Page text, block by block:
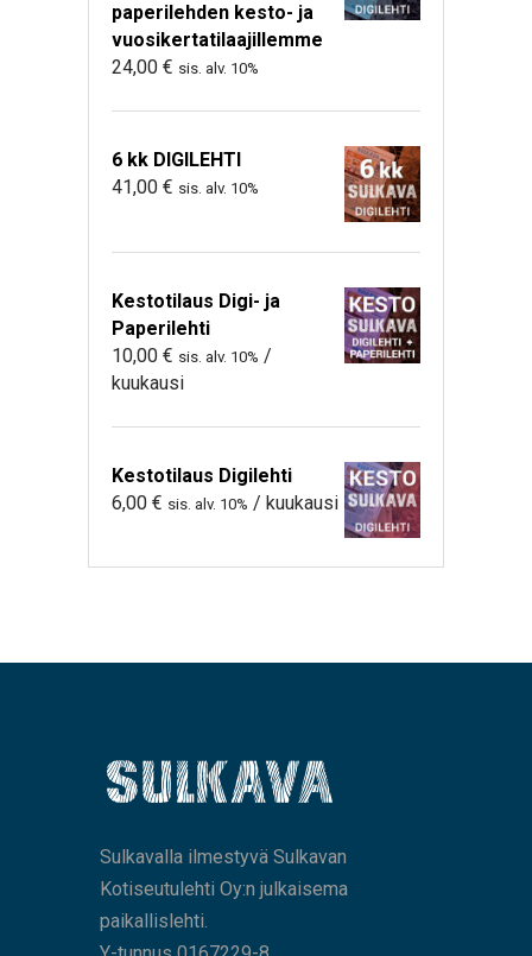
paperilehden kesto- ja
vuosikertatilaajillemme
24,00 € sis. alv. 10%
6 kk DIGILEHTI
41,00 € sis. alv. 10%
Kestotilaus Digi- ja
Paperilehti
10,00 € sis. alv. 10% /
kuukausi
Kestotilaus Digilehti
6,00 € sis. alv. 10% / kuukausi
Sulkavalla ilmestyvä Sulkavan
Kotiseutulehti Oy:n julkaisema
paikallislehti.